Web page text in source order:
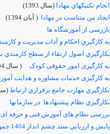
انجام تكنيكهاي مهادا (سال 1393)
ایجاد من متناسب در مهادا
( آبان 1394)
بازرسی از آموزشگاه ها
به كارگيري احكام و آداب مديريت و
بكارگيري اصول ارتقاء از سطح كارمندي
به کارگیری امور حقوقی کودک ( سال 1394)
به کارگیری خدمات مشاوره و هدایت
بكارگيري مهارت جامع برقراري ارتباط (سال
بكارگيري نظام پيشنهادها در سازمانها
بررسی نظام های آموزش فنی و حرفه ای
پايش و ارزيابي سند چشم انداز 1404 جمهوري اسلامي ايران